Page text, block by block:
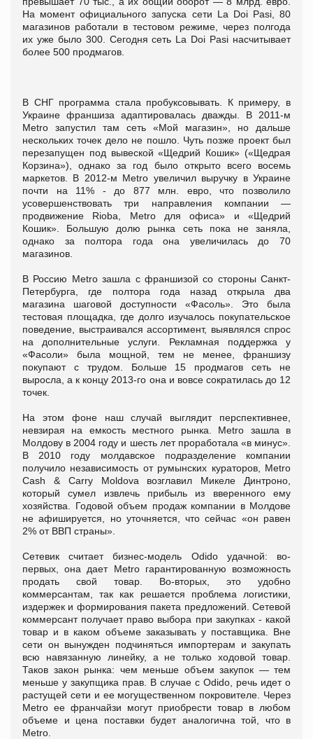
На момент официального запуска сети La Doi Pasi, 80
магазинов работали в тестовом режиме, через полгода
их уже было 300. Сегодня сеть La Doi Pasi насчитывает
более 500 продмагов.
В СНГ программа стала пробуксовывать. К примеру, в
Украине франшиза адаптировалась дважды. В 2011-м
Metro запустил там сеть «Мой магазин», но дальше
нескольких точек дело не пошло. Чуть позже проект был
перезапущен под вывеской «Щедрий Кошик» («Щедрая
Корзина»), однако за год было открыто всего восемь
маркетов. В 2012-м Metro увеличил выручку в Украине
почти на 11% - до 877 млн. евро, что позволило
усовершенствовать три направления компании —
продвижение Rioba, Metro для офиса» и «Щедрий
Кошик». Большую долю рынка сеть пока не заняла,
однако за полтора года она увеличилась до 70
магазинов.
В Россию Metro зашла с франшизой со стороны Санкт-
Петербурга, где полтора года назад открыла два
магазина шаговой доступности «Фасоль». Это была
тестовая площадка, где долго изучалось покупательское
поведение, выстраивался ассортимент, выявлялся спрос
на дополнительные услуги. Рекламная поддержка у
«Фасоли» была мощной, тем не менее, франшизу
покупают с трудом. Больше 15 продмагов сеть не
выросла, а к концу 2013-го она и вовсе сократилась до 12
точек.
На этом фоне наш случай выглядит перспективнее,
невзирая на емкость местного рынка. Metro зашла в
Молдову в 2004 году и шесть лет проработала «в минус».
В 2010 году молдавское подразделение компании
получило независимость от румынских кураторов, Metro
Cash & Carry Moldova возглавил Микеле Динтроно,
который сумел извлечь прибыль из вверенного ему
хозяйства. Годовой объем продаж компании в Молдове
не афишируется, но уточняется, что сейчас «он равен
2% от ВВП страны».
Сетевик считает бизнес-модель Odido удачной: во-
первых, она дает Metro гарантированную возможность
продать свой товар. Во-вторых, это удобно
коммерсантам, так как решается проблема логистики,
издержек и формирования пакета предложений. Сетевой
коммерсант получает право выбора при закупках - какой
товар и в каком объеме заказывать у поставщика. Вне
сети он вынужден подчиняться импортерам и закупать
всю навязанную линейку, а не только ходовой товар.
Таков закон рынка: чем меньше объем закупок — тем
меньше у закупщика прав. В случае с Odido, речь идет о
растущей сети и ее могущественном покровителе. Через
Metro ее франчайзи могут приобрести товар в любом
объеме и цена поставки будет аналогична той, что в
Metro.